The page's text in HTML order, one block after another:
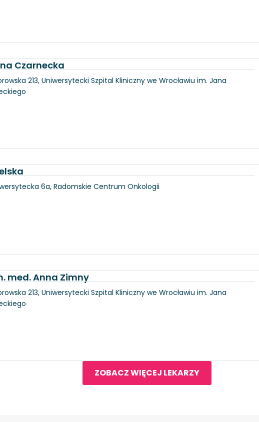
Czarnecka
213, Uniwersytecki Szpital Kliniczny we Wrocławiu im. Jana
6a, Radomskie Centrum Onkologii
med. Anna Zimny
213, Uniwersytecki Szpital Kliniczny we Wrocławiu im. Jana
ZOBACZ WIĘCEJ LEKARZY